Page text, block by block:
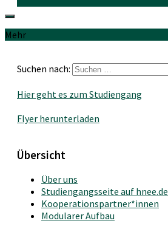
Mehr
Suchen nach:
Hier geht es zum Studiengang
Flyer herunterladen
Übersicht
Über uns
Studiengangsseite auf hnee.de
Kooperationspartner*innen
Modularer Aufbau